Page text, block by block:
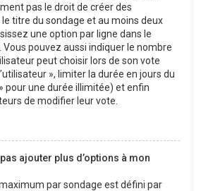
pas le droit de créer des
titre du sondage et au moins deux
une option par ligne dans le
pouvez aussi indiquer le nombre
peut choisir lors de son vote
», limiter la durée en jours du
pour une durée illimitée) et enfin
de modifier leur vote.
ajouter plus d’options à mon
maximum par sondage est défini par